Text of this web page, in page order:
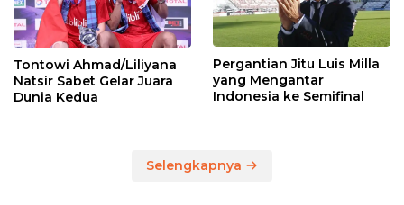
Tontowi Ahmad/Liliyana
Natsir Sabet Gelar Juara
Dunia Kedua
Pergantian Jitu Luis Milla
yang Mengantar
Indonesia ke Semifinal
Selengkapnya